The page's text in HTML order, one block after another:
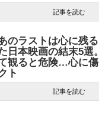
記事を読む
のラストは心に残
日本映画の結末5選
観ると危険…心に
ト
記事を読む